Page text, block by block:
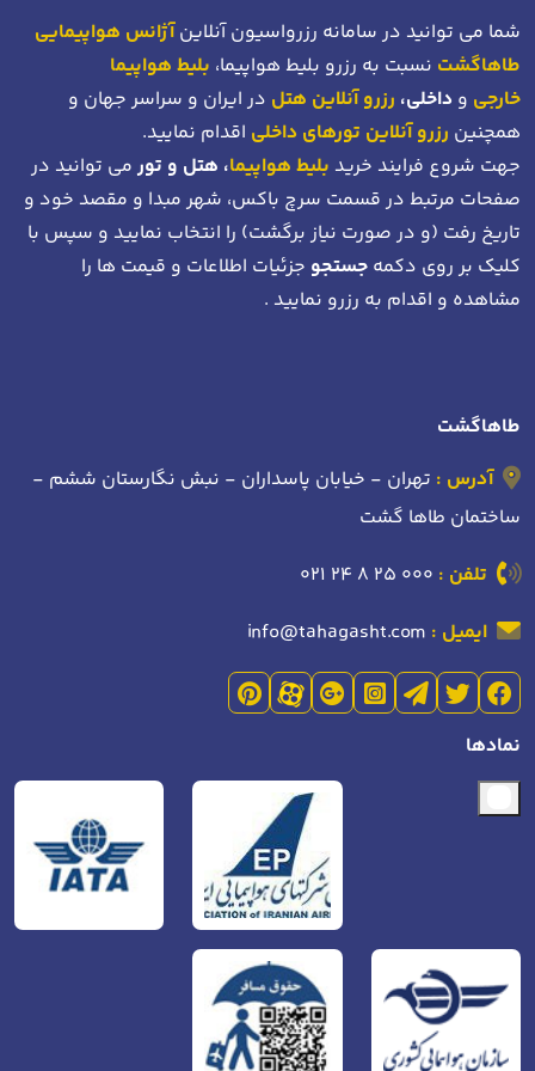
شما می توانید در سامانه رزرواسیون آنلاینآژانس هواپیمایی
طاهاگشت نسبت به رزرو بلیط هواپیما، بلیط هواپیما
خارجی و داخلی، رزرو آنلاین هتل در ایران و سراسر جهان و
همچنین رزرو آنلاین تورهای داخلی اقدام نمایید.
جهت شروع فرایند خرید بلیط هواپیما، هتل و تورمی توانید در
صفحات مرتبط در قسمت سرچ باکس، شهر مبدا و مقصد خود و
تاریخ رفت (و در صورت نیاز برگشت) را انتخاب نمایید و سپس با
کلیک بر روی دکمه جستجو جزئیات اطلاعات و قیمت ها را
مشاهده و اقدام به رزرو نمایید .
طاهاگشت
آدرس : تهران - خیابان پاسداران - نبش نگارستان ششم -
ساختمان طاها گشت
تلفن : 021 24 8 25 000
ایمیل : info@tahagasht.com
نمادها